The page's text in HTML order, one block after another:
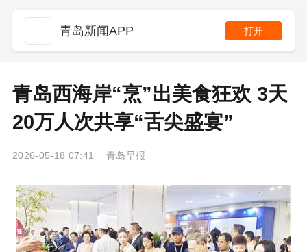
青岛新闻APP 打开
青岛西海岸“烹”出美食狂欢 3天
20万人次共享“舌尖盛宴”
2026-05-18 07:41 青岛早报